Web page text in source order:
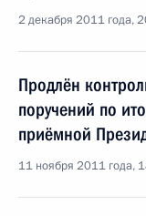
2 декабря 2011 года,
Продлён
поручений по
приёмной
11 ноября 2011 года,